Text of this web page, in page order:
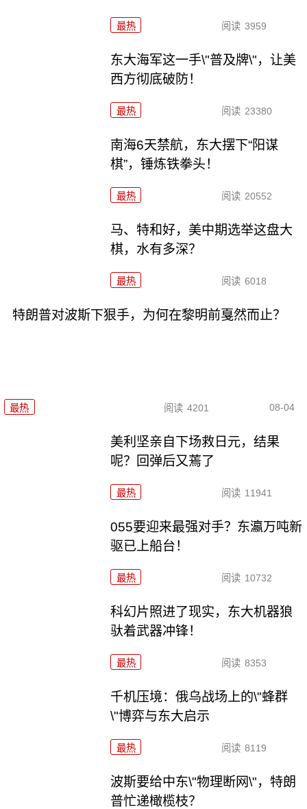
最热 阅读 3959
东大海军这一手\"普及牌\"，让美
西方彻底破防！
最热 阅读 23380
南海6天禁航，东大摆下“阳谋
棋”，锤炼铁拳头！
最热 阅读 20552
马、特和好，美中期选举这盘大
棋，水有多深？
最热 阅读 6018
特朗普对波斯下狠手，为何在黎明前戛然而止？
最热 阅读 4201 08-04
美利坚亲自下场救日元，结果
呢？回弹后又蔫了
最热 阅读 11941
055要迎来最强对手？东瀛万吨新
驱已上船台！
最热 阅读 10732
科幻片照进了现实，东大机器狼
驮着武器冲锋！
最热 阅读 8353
千机压境：俄乌战场上的\"蜂群
\"博弈与东大启示
最热 阅读 8119
波斯要给中东\"物理断网\"，特朗
普忙递橄榄枝？